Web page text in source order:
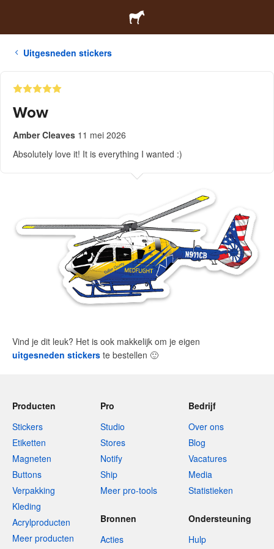
Uitgesneden stickers
Wow
Amber Cleaves 11 mei 2026
Absolutely love it! It is everything I wanted :)
Vind je dit leuk? Het is ook makkelijk om je eigen
uitgesneden stickers te bestellen 🙂
Producten
Stickers
Etiketten
Magneten
Buttons
Verpakking
Kleding
Acrylproducten
Meer producten
Pro
Studio
Stores
Notify
Ship
Meer pro-tools
Bedrijf
Over ons
Blog
Vacatures
Media
Statistieken
Bronnen
Acties
Ondersteuning
Hulp